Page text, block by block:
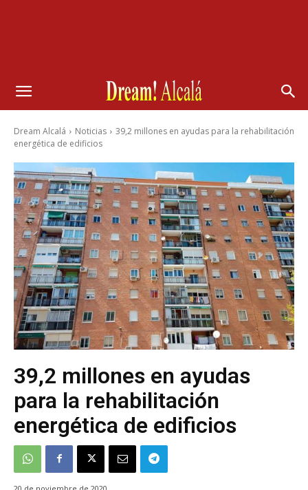
Dream Alcalá Noticias
39,2 millones en ayudas para la rehabilitación
energética de edificios
39,2 millones en ayudas
para la rehabilitación
energética de edificios